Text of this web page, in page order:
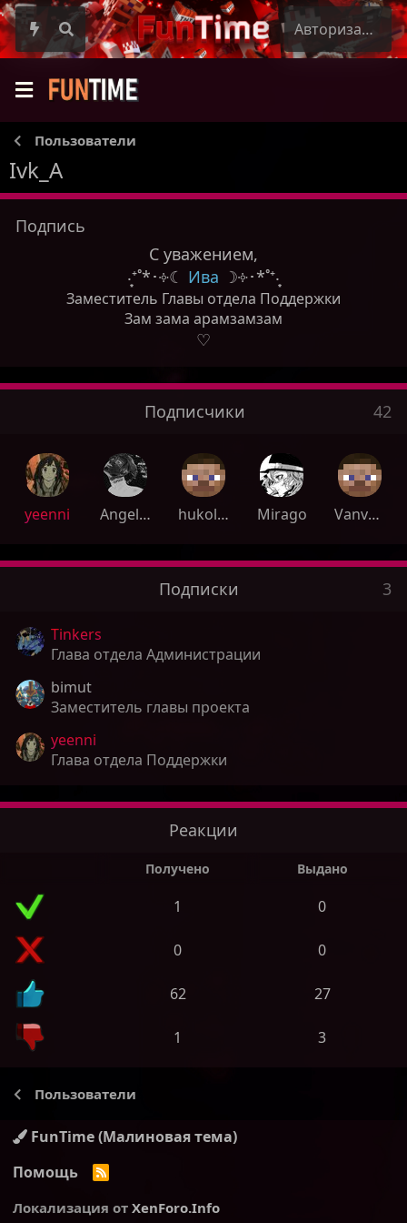
Авторизация
Пользователи
Ivk_A
Подпись
С уважением,
‧͙⁺˚*･༓☾ Ива ☽༓･*˚⁺‧͙
Заместитель Главы отдела Поддержки
Зам зама арамзамзам
♡
Подписчики 42
yeenni Angelok_c_nebes hukola678 Mirago Vanv1ni4
Подписки 3
Tinkers
Глава отдела Администрации
bimut
Заместитель главы проекта
yeenni
Глава отдела Поддержки
Реакции
Получено Выдано
1 0
0 0
62 27
1 3
Пользователи
FunTime (Малиновая тема)
Помощь
R
S
Локализация от XenForo.Info